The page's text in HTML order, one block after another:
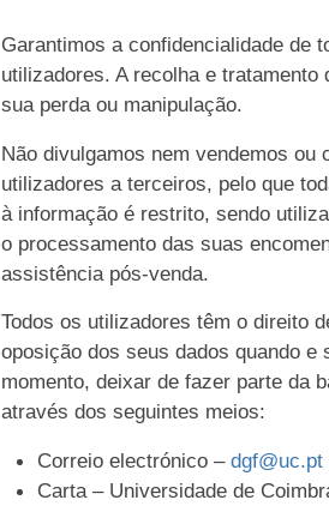
Garantimos a confidencialidade de
utilizadores. A recolha e
sua perda ou manipulação.
Não divulgamos nem vendemos
utilizadores a terceiros, pelo que
à informação é restrito, sendo
o processamento das suas
assistência pós-venda.
Todos os utilizadores têm o direito
oposição dos seus dados quando e
momento, deixar de fazer parte da
através dos seguintes meios:
Correio electrónico – dgf@uc.pt
Carta – Universidade de